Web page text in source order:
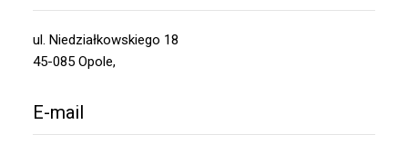
ul. Niedziałkowskiego 18
45-085 Opole,
E-mail